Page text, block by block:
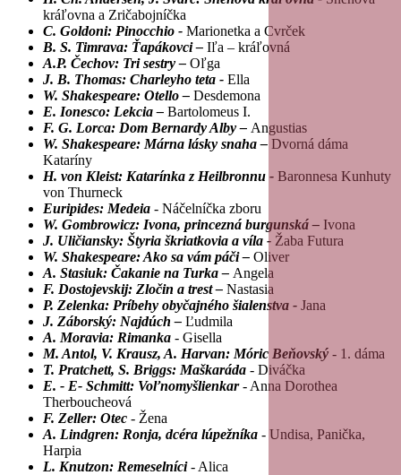
kráľovna a Zričabojníčka
C. Goldoni: Pinocchio - Marionetka a Cvrček
B. S. Timrava: Ťapákovci – Iľa – kráľovná
A.P. Čechov: Tri sestry – Oľga
J. B. Thomas: Charleyho teta - Ella
W. Shakespeare: Otello – Desdemona
E. Ionesco: Lekcia – Bartolomeus I.
F. G. Lorca: Dom Bernardy Alby – Angustias
W. Shakespeare: Márna lásky snaha – Dvorná dáma
Kataríny
H. von Kleist: Katarínka z Heilbronnu - Baronnesa Kunhuty
von Thurneck
Euripides: Medeia - Náčelníčka zboru
W. Gombrowicz: Ivona, princezná burgunská – Ivona
J. Uličiansky: Štyria škriatkovia a víla - Žaba Futura
W. Shakespeare: Ako sa vám páči – Oliver
A. Stasiuk: Čakanie na Turka – Angela
F. Dostojevskij: Zločin a trest – Nastasia
P. Zelenka: Príbehy obyčajného šialenstva - Jana
J. Záborský: Najdúch – Ľudmila
A. Moravia: Rimanka - Gisella
M. Antol, V. Krausz, A. Harvan: Móric Beňovský - 1. dáma
T. Pratchett, S. Briggs: Maškaráda - Diváčka
E. - E- Schmitt: Voľnomyšlienkar- Anna Dorothea
Therboucheová
F. Zeller: Otec - Žena
A. Lindgren: Ronja, dcéra lúpežníka - Undisa, Panička,
Harpia
L. Knutzon: Remeselníci- Alica